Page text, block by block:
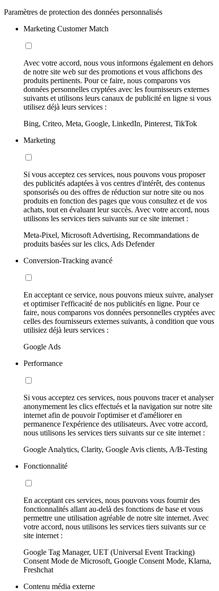
Paramètres de protection des données personnalisés
Marketing Customer Match
Avec votre accord, nous vous informons également en dehors
de notre site web sur des promotions et vous affichons des
produits pertinents. Pour ce faire, nous comparons vos
données personnelles cryptées avec les fournisseurs externes
suivants et utilisons leurs canaux de publicité en ligne si vous
utilisez déjà leurs services :
Bing, Criteo, Meta, Google, LinkedIn, Pinterest, TikTok
Marketing
Si vous acceptez ces services, nous pouvons vous proposer
des publicités adaptées à vos centres d'intérêt, des contenus
sponsorisés ou des offres de réduction sur notre site ou nos
produits en fonction des pages que vous consultez et de vos
achats, tout en évaluant leur succès. Avec votre accord, nous
utilisons les services tiers suivants sur ce site internet :
Meta-Pixel, Microsoft Advertising, Recommandations de
produits basées sur les clics, Ads Defender
Conversion-Tracking avancé
En acceptant ce service, nous pouvons mieux suivre, analyser
et optimiser l'efficacité de nos publicités en ligne. Pour ce
faire, nous comparons vos données personnelles cryptées avec
celles des fournisseurs externes suivants, à condition que vous
utilisiez déjà leurs services :
Google Ads
Performance
Si vous acceptez ces services, nous pouvons tracer et analyser
anonymement les clics effectués et la navigation sur notre site
internet afin de pouvoir l'optimiser et d'améliorer en
permanence l'expérience des utilisateurs. Avec votre accord,
nous utilisons les services tiers suivants sur ce site internet :
Google Analytics, Clarity, Google Avis clients, A/B-Testing
Fonctionnalité
En acceptant ces services, nous pouvons vous fournir des
fonctionnalités allant au-delà des fonctions de base et vous
permettre une utilisation agréable de notre site internet. Avec
votre accord, nous utilisons les services tiers suivants sur ce
site internet :
Google Tag Manager, UET (Universal Event Tracking)
Consent Mode de Microsoft, Google Consent Mode, Klarna,
Freshchat
Contenu média externe